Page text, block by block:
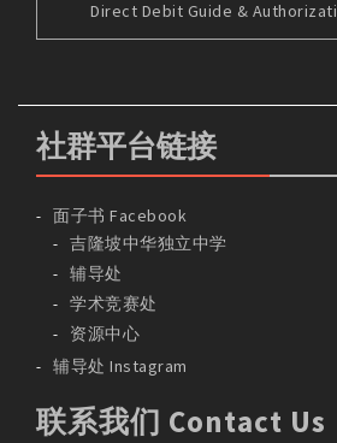
Direct Debit Guide &
社群平台链接
面子书 Facebook
吉隆坡中华独立中学
辅导处
学术竞赛处
资源中心
辅导处 Instagram
联系我们 Contact Us